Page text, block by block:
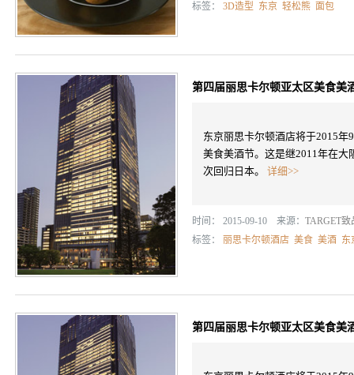
标签： 3D造型 东京 轻松熊 面包
第四届丽思卡尔顿亚太区美食美
东京丽思卡尔顿酒店将于2015
美食美酒节。这是继2011年在
次回归日本。 详细>>
时间： 2015-09-10 来源： TARGET致
标签： 丽思卡尔顿酒店 美食 美酒 东
第四届丽思卡尔顿亚太区美食美